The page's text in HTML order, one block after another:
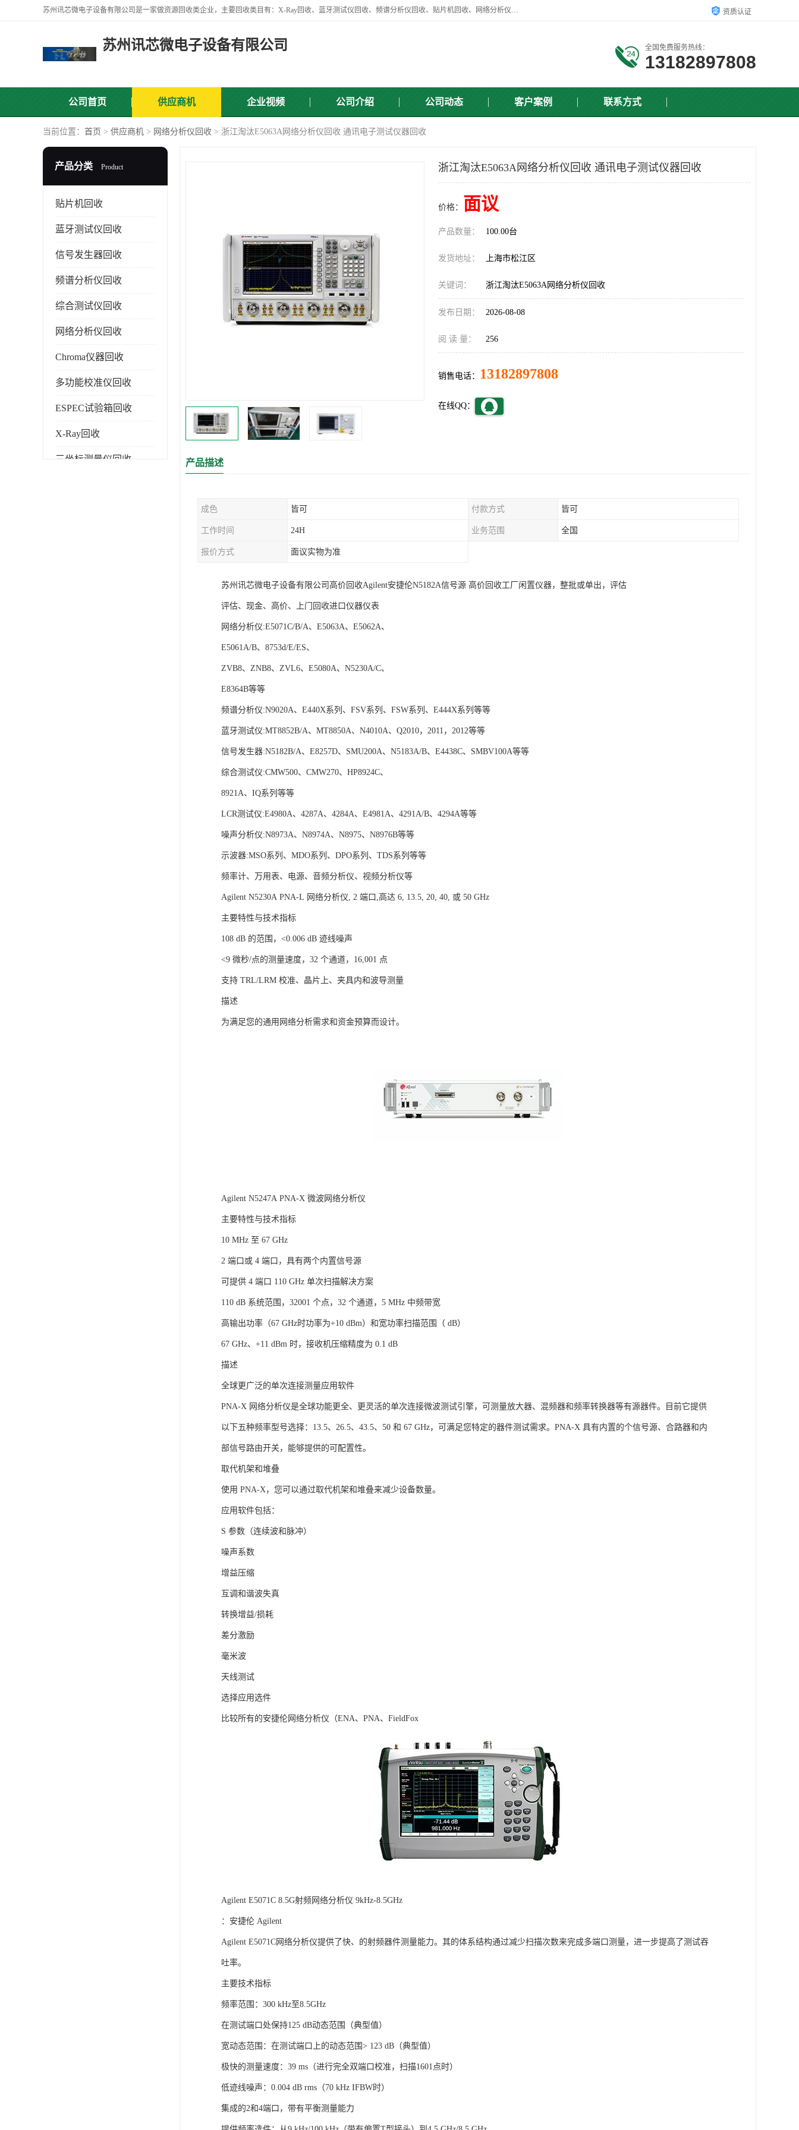
苏州讯芯微电子设备有限公司是一家做资源回收类企业，主要回收类目有：X-Ray回收、蓝牙测试仪回收、频谱分析仪回收、贴片机回收、网络分析仪回收、信号发生器回收等，从企业单位的需求出发，试通过本网络平台的建立有效整合物资市场，使可再生资源获得合理的流通和科学的再利用。 资质认证
苏州讯芯微电子设备有限公司 全国免费服务热线：
13182897808
公司首页 供应商机 企业视频 公司介绍 公司动态 客户案例 联系方式
当前位置： 首页 > 供应商机 > 网络分析仪回收 > 浙江淘汰E5063A网络分析仪回收 通讯电子测试仪器回收
产品分类 Product
贴片机回收
蓝牙测试仪回收
信号发生器回收
频谱分析仪回收
综合测试仪回收
网络分析仪回收
Chroma仪器回收
多功能校准仪回收
ESPEC试验箱回收
X-Ray回收
三坐标测量仪回收
浙江淘汰E5063A网络分析仪回收 通讯电子测试仪器回收
价格： 面议
产品数量： 100.00台
发货地址： 上海市松江区
关键词： 浙江淘汰E5063A网络分析仪回收
发布日期： 2026-08-08
阅 读 量： 256
销售电话： 13182897808
在线QQ：
产品描述
成色 皆可 付款方式 皆可
工作时间 24H 业务范围 全国
报价方式 面议实物为准
苏州讯芯微电子设备有限公司高价回收Agilent安捷伦N5182A信号源 高价回收工厂闲置仪器，整批或单出，评估
评估、现金、高价、上门回收进口仪器仪表
网络分析仪:E5071C/B/A、E5063A、E5062A、
E5061A/B、8753d/E/ES、
ZVB8、ZNB8、ZVL6、E5080A、N5230A/C、
E8364B等等
频谱分析仪:N9020A、E440X系列、FSV系列、FSW系列、E444X系列等等
蓝牙测试仪:MT8852B/A、MT8850A、N4010A、Q2010，2011，2012等等
信号发生器:N5182B/A、E8257D、SMU200A、N5183A/B、E4438C、SMBV100A等等
综合测试仪:CMW500、CMW270、HP8924C、
8921A、IQ系列等等
LCR测试仪:E4980A、4287A、4284A、E4981A、4291A/B、4294A等等
噪声分析仪:N8973A、N8974A、N8975、N8976B等等
示波器:MSO系列、MDO系列、DPO系列、TDS系列等等
频率计、万用表、电源、音频分析仪、视频分析仪等
Agilent N5230A PNA-L 网络分析仪, 2 端口,高达 6, 13.5, 20, 40, 或 50 GHz
主要特性与技术指标
108 dB 的范围，<0.006 dB 迹线噪声
<9 微秒/点的测量速度，32 个通道，16,001 点
支持 TRL/LRM 校准、晶片上、夹具内和波导测量
描述
为满足您的通用网络分析需求和资金预算而设计。
Agilent N5247A PNA-X 微波网络分析仪
主要特性与技术指标
10 MHz 至 67 GHz
2 端口或 4 端口，具有两个内置信号源
可提供 4 端口 110 GHz 单次扫描解决方案
110 dB 系统范围，32001 个点，32 个通道，5 MHz 中频带宽
高输出功率（67 GHz时功率为+10 dBm）和宽功率扫描范围（ dB）
67 GHz、+11 dBm 时，接收机压缩精度为 0.1 dB
描述
全球更广泛的单次连接测量应用软件
PNA-X 网络分析仪是全球功能更全、更灵活的单次连接微波测试引擎，可测量放大器、混频器和频率转换器等有源器件。目前它提供
以下五种频率型号选择：13.5、26.5、43.5、50 和 67 GHz，可满足您特定的器件测试需求。PNA-X 具有内置的个信号源、合路器和内
部信号路由开关，能够提供的可配置性。
取代机架和堆叠
使用 PNA-X，您可以通过取代机架和堆叠来减少设备数量。
应用软件包括：
S 参数（连续波和脉冲）
噪声系数
增益压缩
互调和谐波失真
转换增益/损耗
差分激励
毫米波
天线测试
选择应用选件
比较所有的安捷伦网络分析仪（ENA、PNA、FieldFox
Agilent E5071C 8.5G射频网络分析仪 9kHz-8.5GHz
：安捷伦 Agilent
Agilent E5071C网络分析仪提供了快、的射频器件测量能力。其的体系结构通过减少扫描次数来完成多端口测量，进一步提高了测试吞
吐率。
主要技术指标
频率范围：300 kHz至8.5GHz
在测试端口处保持125 dB动态范围（典型值）
宽动态范围：在测试端口上的动态范围> 123 dB（典型值）
极快的测量速度：39 ms（进行完全双端口校准，扫描1601点时）
低迹线噪声：0.004 dB rms（70 kHz IFBW时）
集成的2和4端口，带有平衡测量能力